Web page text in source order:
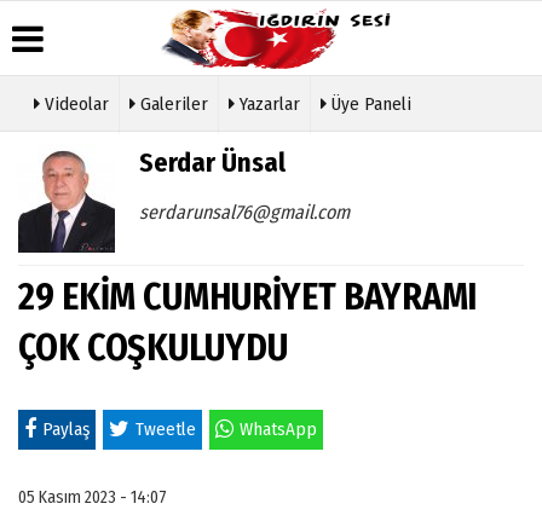
Üye Paneli
Haber
Arşivi
Gazete
Arşivi
Günün
Haberleri
Hava
Durumu
Gazete
Manşetleri
Biyografiler
Video
Galeri
Galeri
Etkinlikler
İlkeleri
Videolar Galeriler Yazarlar Üye Paneli
Serdar Ünsal
serdarunsal76@gmail.com
29 EKİM CUMHURİYET BAYRAMI
ÇOK COŞKULUYDU
Paylaş Tweetle WhatsApp
05 Kasım 2023 - 14:07